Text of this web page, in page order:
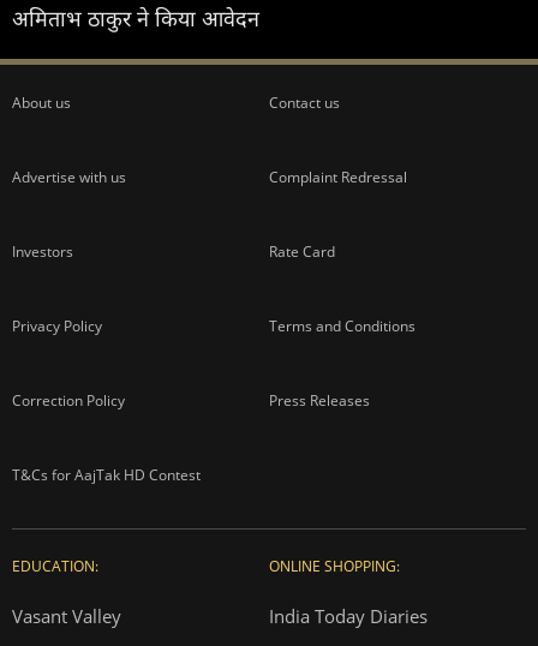
अमिताभ ठाकुर ने किया आवेदन
About us Contact us
Advertise with us Complaint Redressal
Investors Rate Card
Privacy Policy Terms and Conditions
Correction Policy Press Releases
T&Cs for AajTak HD Contest
EDUCATION:
Vasant Valley
ONLINE SHOPPING:
India Today Diaries